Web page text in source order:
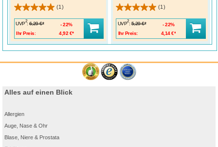
(1)
UVP
2
: 6,29 €*
Ihr Preis:
4,92 €*
22%
(1)
UVP
2
: 5,29 €*
Ihr Preis:
4,14 €*
22%
Alles auf einen Blick
Allergien
Auge, Nase & Ohr
Blase, Niere & Prostata